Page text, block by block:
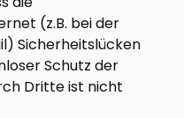
(z.B. bei der
Sicherheitslücken
Schutz der
Dritte ist nicht